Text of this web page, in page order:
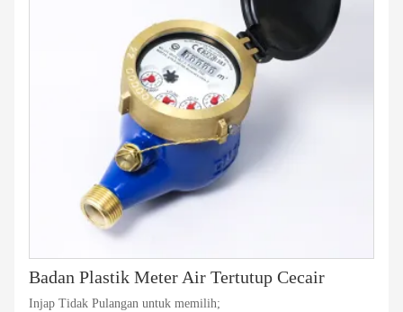
Badan Plastik Meter Air Tertutup Cecair
Injap Tidak Pulangan untuk memilih;